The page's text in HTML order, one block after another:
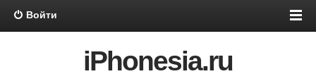
Войти
iPhonesia.ru